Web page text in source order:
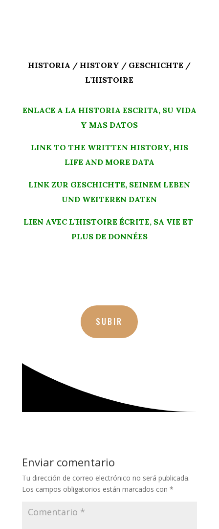
HISTORIA / HISTORY / GESCHICHTE /
L’HISTOIRE
ENLACE A LA HISTORIA ESCRITA, SU VIDA
Y MAS DATOS
LINK TO THE WRITTEN HISTORY, HIS
LIFE AND MORE DATA
LINK ZUR GESCHICHTE, SEINEM LEBEN
UND WEITEREN DATEN
LIEN AVEC L’HISTOIRE ÉCRITE, SA VIE ET ​​
PLUS DE DONNÉES
SUBIR
Enviar comentario
Tu dirección de correo electrónico no será publicada.
Los campos obligatorios están marcados con *